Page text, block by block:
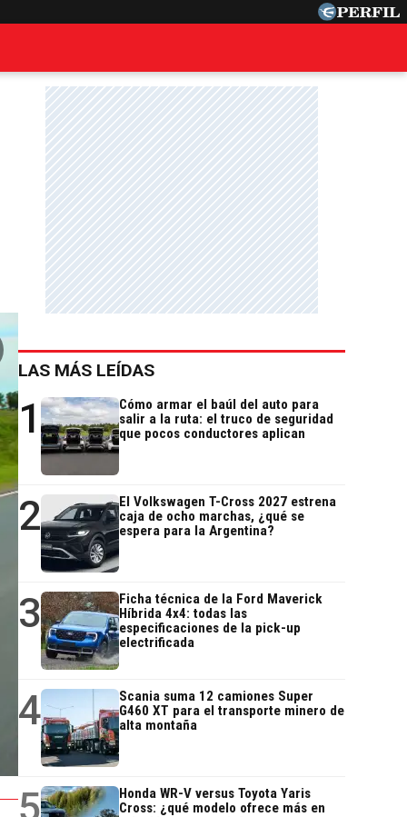
LAS MÁS LEÍDAS
1
Cómo armar el baúl del auto para
salir a la ruta: el truco de seguridad
que pocos conductores aplican
2
El Volkswagen T-Cross 2027 estrena
caja de ocho marchas, ¿qué se
espera para la Argentina?
3
Ficha técnica de la Ford Maverick
Híbrida 4x4: todas las
especificaciones de la pick-up
electrificada
4
Scania suma 12 camiones Super
G460 XT para el transporte minero de
alta montaña
Honda WR-V versus Toyota Yaris
Cross: ¿qué modelo ofrece más en